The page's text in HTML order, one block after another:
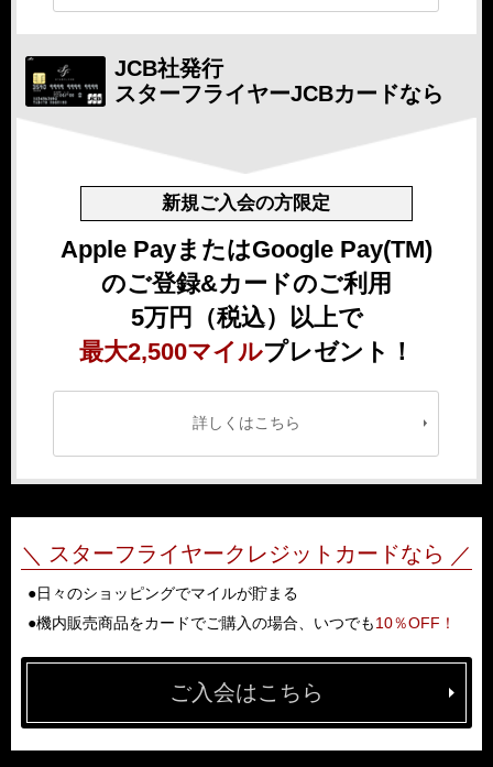
JCB社発行
スターフライヤーJCBカードなら
新規ご入会の方限定
Apple PayまたはGoogle Pay(TM)
のご登録&カードのご利用
5万円（税込）以上で
最大2,500マイルプレゼント！
詳しくはこちら
スターフライヤークレジットカードなら
日々のショッピングでマイルが貯まる
機内販売商品をカードでご購入の場合、いつでも10％OFF！
ご入会はこちら